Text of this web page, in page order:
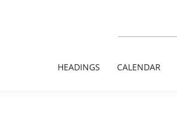
HEADINGS CALENDAR